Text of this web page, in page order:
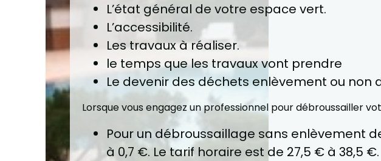
L’état général de votre espace vert.
L’accessibilité.
Les travaux à réaliser.
le temps que les travaux vont prendre
Le devenir des déchets enlèvement ou non
Lorsque vous engagez un professionnel pour débroussailler
Pour un débroussaillage sans enlèvement
à 0,7 €. Le tarif horaire est de 27,5 € à 38,5 €.